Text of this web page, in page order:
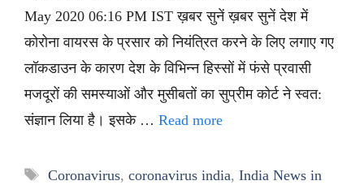
May 2020 06:16 PM IST ख़बर सुनें ख़बर सुनें देश में
कोरोना वायरस के प्रसार को नियंत्रित करने के लिए लगाए गए
लॉकडाउन के कारण देश के विभिन्न हिस्सों में फंसे प्रवासी
मजदूरों की समस्याओं और मुसीबतों का सुप्रीम कोर्ट ने स्वत:
संज्ञान लिया है। इसके … Read more
Tags
Coronavirus, coronavirus india, India News in